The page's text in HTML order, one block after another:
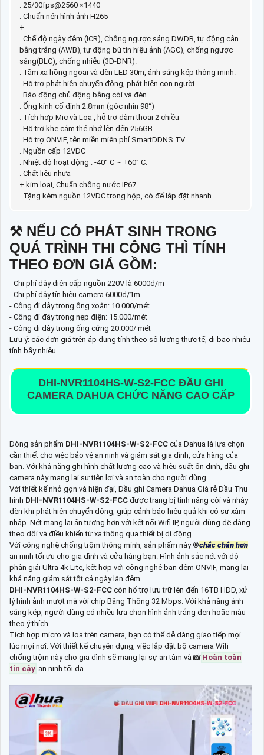
. 25/30fps@2560 ×1440
. Chuẩn nén hình ảnh H265
+
. Chế độ ngày đêm (ICR), Chống ngược sáng DWDR, tự động cân
bằng trắng (AWB), tự động bù tín hiệu ảnh (AGC), chống ngược
sáng(BLC), chống nhiễu (3D-DNR).
. Tầm xa hồng ngoại và đèn LED 30m, ánh sáng kép thông minh.
. Hỗ trợ phát hiện chuyển động, phát hiện con người
. Báo động chủ động bằng còi và đèn.
. Ống kính cố định 2.8mm (góc nhìn 98°)
. Tích hợp Mic và Loa , hỗ trợ đàm thoại 2 chiều
. Hỗ trợ khe cắm thẻ nhớ lên đến 256GB
. Hỗ trợ ONVIF, tên miền miễn phí SmartDDNS.TV
. Nguồn cấp 12VDC
. Nhiệt độ hoạt động : -40° C ~ +60° C.
. Chất liệu nhựa
+ kim loại, Chuẩn chống nước IP67
. Tặng kèm nguồn 12VDC trong hộp, có đế lắp đặt nhanh.
⚒ NẾU CÓ PHÁT SINH TRONG
QUÁ TRÌNH THI CÔNG THÌ TÍNH
THEO ĐƠN GIÁ GỒM:
- Chi phí dây điện cấp nguồn 220V là 6000đ/m
- Chi phí dây tín hiệu camera 6000đ/1m
- Công đi dây trong ống xoắn: 10.000/mét
- Công đi đây trong nẹp điện: 15.000/mét
- Công đi đây trong ống cứng 20.000/ mét
Lưu ý: các đơn giá trên áp dụng tính theo số lượng thực tế, đi bao nhiêu
tính bấy nhiêu.
DHI-NVR1104HS-W-S2-FCCĐẦU GHI
CAMERA DAHUA CHỨC NĂNG CAO CẤP
Dòng sản phẩm DHI-NVR1104HS-W-S2-FCC của Dahua là lựa chọn
cần thiết cho việc bảo vệ an ninh và giám sát gia đình, cửa hàng của
bạn. Với khả năng ghi hình chất lượng cao và hiệu suất ổn định, đầu ghi
camera này mang lại sự tiện lợi và an toàn cho người dùng.
Với thiết kế nhỏ gọn và hiện đại, Đầu ghi Camera Dahua Giá rẻ Đầu Thu
hình DHI-NVR1104HS-W-S2-FCC được trang bị tính năng còi và nháy
đèn khi phát hiện chuyển động, giúp cảnh báo hiệu quả khi có sự xâm
nhập. Nét mang lại ấn tượng hơn với kết nối Wifi IP, người dùng dễ dàng
theo dõi và điều khiển từ xa thông qua thiết bị di động.
Với công nghệ chống trộm thông minh, sản phẩm này ®️chắc chắn hơn
an ninh tối ưu cho gia đình và cửa hàng bạn. Hình ảnh sắc nét với độ
phân giải Ultra 4k Lite, kết hợp với công nghệ ban đêm ONVIF, mang lại
khả năng giám sát tốt cả ngày lẫn đêm.
DHI-NVR1104HS-W-S2-FCC còn hổ trợ lưu trữ lên đến 16TB HDD, xử
lý hình ảnh mượt mà với chip Băng Thông 32 Mbps. Với khả năng ánh
sáng kép, người dùng có nhiều lựa chọn hình ảnh trắng đen hoặc màu
theo ý thích.
Tích hợp micro và loa trên camera, bạn có thể dễ dàng giao tiếp mọi
lúc mọi nơi. Với thiết kế chuyên dụng, việc lắp đặt bộ camera Wifi
chống trộm này cho gia đình sẽ mang lại sự an tâm và 📸 Hoàn toàn
tin cậy an ninh tối đa.